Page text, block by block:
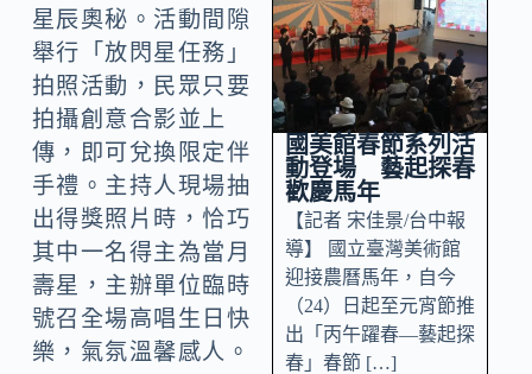
星辰奧秘。活動間隙
舉行「放閃星任務」
拍照活動，民眾只要
拍攝創意合影並上
傳，即可兌換限定伴
手禮。主持人現場抽
出得獎照片時，恰巧
其中一名得主為當月
壽星，主辦單位臨時
號召全場高唱生日快
樂，氣氛溫馨感人。
國美館春節系列活
動登場 藝起探春
歡慶馬年
【記者 宋佳景/台中報
導】 國立臺灣美術館
迎接農曆馬年，自今
（24）日起至元宵節推
出「丙午躍春—藝起探
春」春節 […]